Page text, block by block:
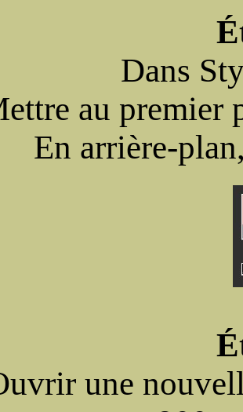
Dans
au premier
En arrière-
une